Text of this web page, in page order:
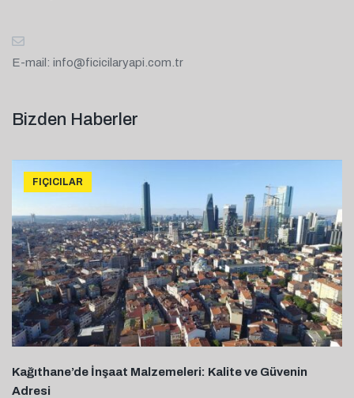
Bizden Haberler
FIÇICILAR
Kağıthane’de İnşaat Malzemeleri: Kalite ve Güvenin
Adresi
E-mail: info@ficicilaryapi.com.tr